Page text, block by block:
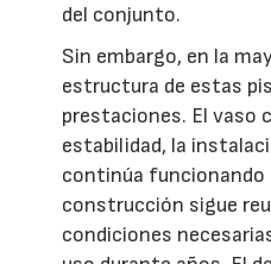
del conjunto.
Sin embargo, en la
estructura de estas
prestaciones. El vaso
estabilidad, la
continúa
construcción sigue
condiciones